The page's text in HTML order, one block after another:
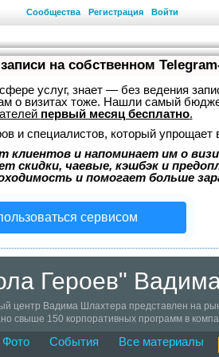
Сообщества Регистрация Войти
на собственном
услуг, знает — без ведения
о визитах тоже. Нашли самый
первый месяц бесплатно.
и специалистов, который упрощает
клиентов и напоминает им о
скидки, чаевые, кэшбэк и
и помогает больше
сервисом
Героев"
центр Вадима Шлахтера представлен на
свыше 150 корпоративных программ в
психологических тренингов по навыкам
Фото События Все материалы